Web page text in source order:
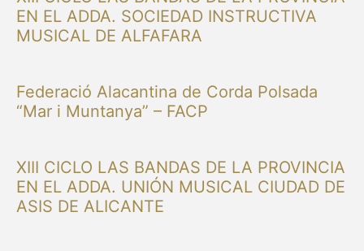
EN EL ADDA. SOCIEDAD INSTRUCTIVA
MUSICAL DE ALFAFARA
Federació Alacantina de Corda Polsada
“Mar i Muntanya” – FACP
XIII CICLO LAS BANDAS DE LA PROVINCIA
EN EL ADDA. UNIÓN MUSICAL CIUDAD DE
ASIS DE ALICANTE